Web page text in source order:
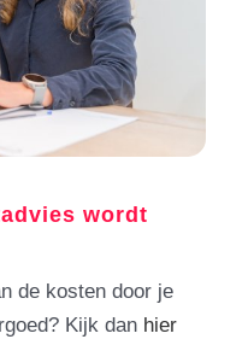
wordt
de kosten door je
Kijk dan hier